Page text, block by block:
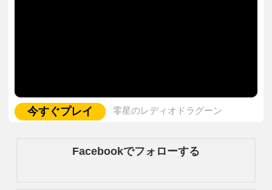
今すぐプレイ 零星のレディオドラグーン
Facebookでフォローする